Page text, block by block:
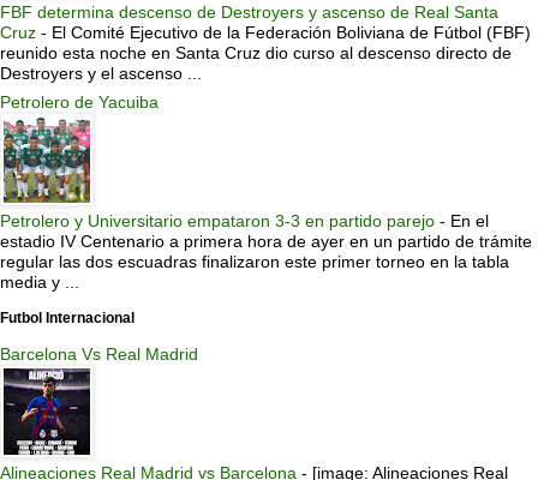
FBF determina descenso de Destroyers y ascenso de Real Santa
Cruz - El Comité Ejecutivo de la Federación Boliviana de Fútbol (FBF)
reunido esta noche en Santa Cruz dio curso al descenso directo de
Destroyers y el ascenso ...
Petrolero de Yacuiba
Petrolero y Universitario empataron 3-3 en partido parejo - En el
estadio IV Centenario a primera hora de ayer en un partido de trámite
regular las dos escuadras finalizaron este primer torneo en la tabla
media y ...
Futbol Internacional
Barcelona Vs Real Madrid
Alineaciones Real Madrid vs Barcelona - [image: Alineaciones Real